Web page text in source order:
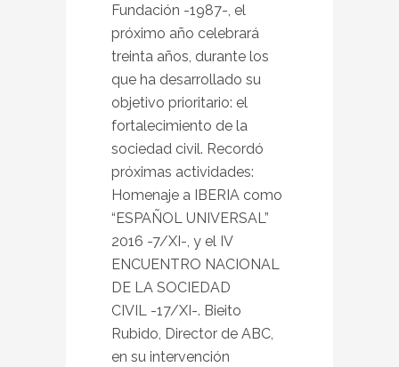
Fundación -1987-, el
próximo año celebrará
treinta años, durante los
que ha desarrollado su
objetivo prioritario: el
fortalecimiento de la
sociedad civil. Recordó
próximas actividades:
Homenaje a IBERIA como
“ESPAÑOL UNIVERSAL”
2016 -7/XI-, y el IV
ENCUENTRO NACIONAL
DE LA SOCIEDAD
CIVIL -17/XI-. Bieito
Rubido, Director de ABC,
en su intervención